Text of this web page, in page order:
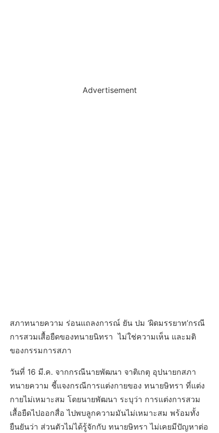
Advertisement
สภาทนายความ ร่อนแถลงการณ์ ยัน ปม ‘ผิดมรรยาท’กรณี
การสวมเสื้อยืดของทนายนิทรา ไม่ใช่ความเห็น และมติ
ของกรรมการสภา
วันที่ 16 มี.ค. จากกรณีนายพัฒนา จาติเกตุ อุปนายกสภา
ทนายความ ชี้แจงกรณีการแต่งกายของ ทนายษิทรา ที่แต่ง
กายไม่เหมาะสม โดยนายพัฒนา ระบุว่า การแต่งการสวม
เสื้อยืดไปออกสื่อ ไปพบลูกความมันไม่เหมาะสม พร้อมทั้ง
ยืนยันว่า ส่วนตัวไม่ได้รู้จักกับ ทนายษิทรา ไม่เคยมีปัญหาต่อ